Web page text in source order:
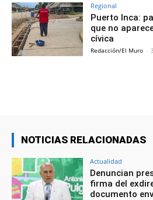
Regional
Puerto Inca:
que no
cívica
Redacción/El Muro -
NOTICIAS RELACIONADAS
Actualidad
Denuncian
firma del
documento